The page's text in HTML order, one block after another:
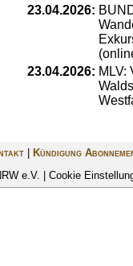
23.04.2026:
23.04.2026: MLV:
|
Kündigung
e.V. | Cookie